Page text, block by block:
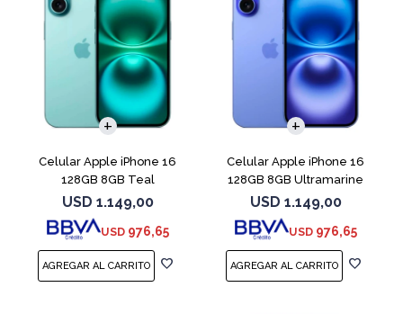
Celular Apple iPhone 16
128GB 8GB Teal
USD 1.149,00
USD 976,65
COMPARAR
Celular Apple iPhone 16
128GB 8GB Ultramarine
USD 1.149,00
USD 976,65
COMPARAR